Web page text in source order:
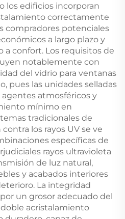
los edificios incorporan
correctamente
compradores potenciales
a largo plazo y
a confort. Los requisitos de
notablemente con
del vidrio para ventanas
pues las unidades selladas
agentes atmosféricos y
mínimo en
tradicionales de
los rayos UV se ve
específicas de
rayos ultravioleta
de luz natural,
y acabados interiores
La integridad
un grosor adecuado del
acristalamiento